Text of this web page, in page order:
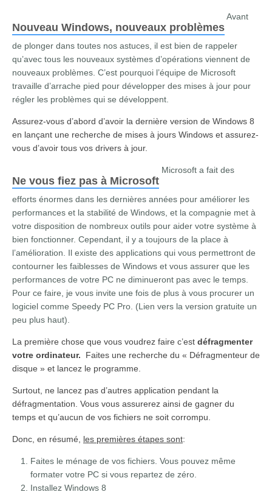
Nouveau Windows, nouveaux problèmes
Avant
de plonger dans toutes nos astuces, il est bien de rappeler
qu’avec tous les nouveaux systèmes d’opérations viennent de
nouveaux problèmes. C’est pourquoi l’équipe de Microsoft
travaille d’arrache pied pour développer des mises à jour pour
régler les problèmes qui se développent.
Assurez-vous d’abord d’avoir la dernière version de Windows 8
en lançant une recherche de mises à jours Windows et assurez-
vous d’avoir tous vos drivers à jour.
Ne vous fiez pas à Microsoft
Microsoft a fait des
efforts énormes dans les dernières années pour améliorer les
performances et la stabilité de Windows, et la compagnie met à
votre disposition de nombreux outils pour aider votre système à
bien fonctionner. Cependant, il y a toujours de la place à
l’amélioration. Il existe des applications qui vous permettront de
contourner les faiblesses de Windows et vous assurer que les
performances de votre PC ne diminueront pas avec le temps.
Pour ce faire, je vous invite une fois de plus à vous procurer un
logiciel comme Speedy PC Pro. (Lien vers la version gratuite un
peu plus haut).
La première chose que vous voudrez faire c’est défragmenter
votre ordinateur.
Faites une recherche du « Défragmenteur de
disque » et lancez le programme.
Surtout, ne lancez pas d’autres application pendant la
défragmentation. Vous vous assurerez ainsi de gagner du
temps et qu’aucun de vos fichiers ne soit corrompu.
Donc, en résumé, les premières étapes sont:
Faites le ménage de vos fichiers. Vous pouvez même
formater votre PC si vous repartez de zéro.
Installez Windows 8